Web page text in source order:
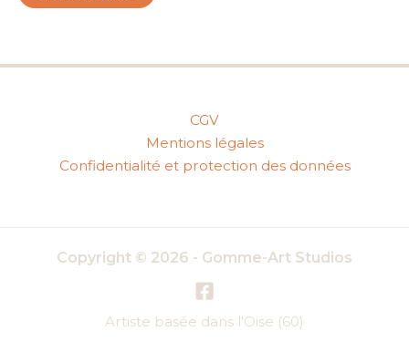
CGV
Mentions légales
Confidentialité et protection des données
Copyright © 2026 - Gomme-Art Studios
Artiste basée dans l'Oise (60)